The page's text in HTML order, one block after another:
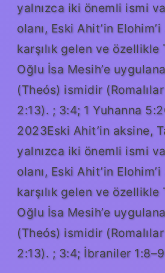
yalnızca iki önemli ismi
olanı, Eski Ahit’in Elohim’i
karşılık gelen ve özellikle
Oğlu İsa Mesih’e
(Theós) ismidir
2:13). ; 3:4; 1 Yuhanna
2023Eski Ahit’in aksine,
yalnızca iki önemli ismi
olanı, Eski Ahit’in Elohim’i
karşılık gelen ve özellikle
Oğlu İsa Mesih’e
(Theós) ismidir
2:13). ; 3:4; İbraniler